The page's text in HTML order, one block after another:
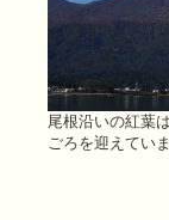
尾根沿いの紅葉
ごろを迎えてい